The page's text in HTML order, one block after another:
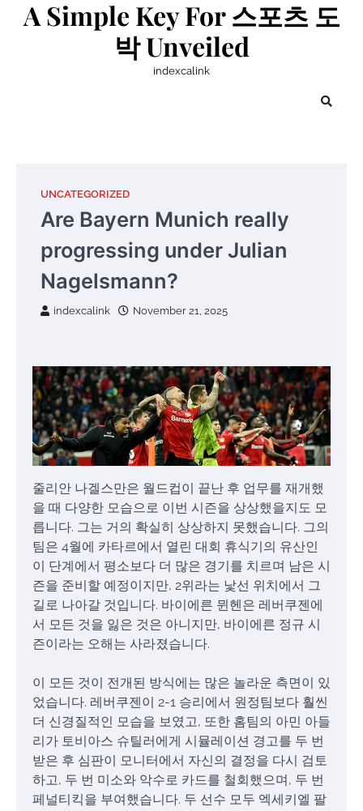
A Simple Key For 스포츠 도
박 Unveiled
indexcalink
UNCATEGORIZED
Are Bayern Munich really
progressing under Julian
Nagelsmann?
indexcalink November 21, 2025
줄리안 나겔스만은 월드컵이 끝난 후 업무를 재개했
을 때 다양한 모습으로 이번 시즌을 상상했을지도 모
릅니다. 그는 거의 확실히 상상하지 못했습니다. 그의
팀은 4월에 카타르에서 열린 대회 휴식기의 유산인
이 단계에서 평소보다 더 많은 경기를 치르며 남은 시
즌을 준비할 예정이지만, 2위라는 낯선 위치에서 그
길로 나아갈 것입니다. 바이에른 뮌헨은 레버쿠젠에
서 모든 것을 잃은 것은 아니지만, 바이에른 정규 시
즌이라는 오해는 사라졌습니다.
이 모든 것이 전개된 방식에는 많은 놀라운 측면이 있
었습니다. 레버쿠젠이 2-1 승리에서 원정팀보다 훨씬
더 신경질적인 모습을 보였고, 또한 홈팀의 아민 아들
리가 토비아스 슈틸러에게 시뮬레이션 경고를 두 번
받은 후 심판이 모니터에서 자신의 결정을 다시 검토
하고, 두 번 미소와 악수로 카드를 철회했으며, 두 번
페널티킥을 부여했습니다. 두 선수 모두 엑세키엘 팔